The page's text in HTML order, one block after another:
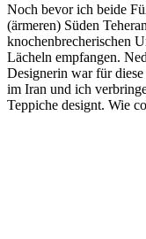
Noch bevor ich beide
(ärmeren) Süden
knochenbrecherischen
Lächeln empfangen.
Designerin war für
im Iran und ich
Teppiche designt. Wie